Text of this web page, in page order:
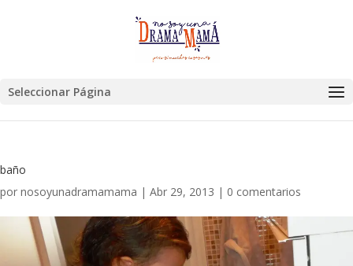
Seleccionar Página
baño
por nosoyunadramamama | Abr 29, 2013 | 0 comentarios